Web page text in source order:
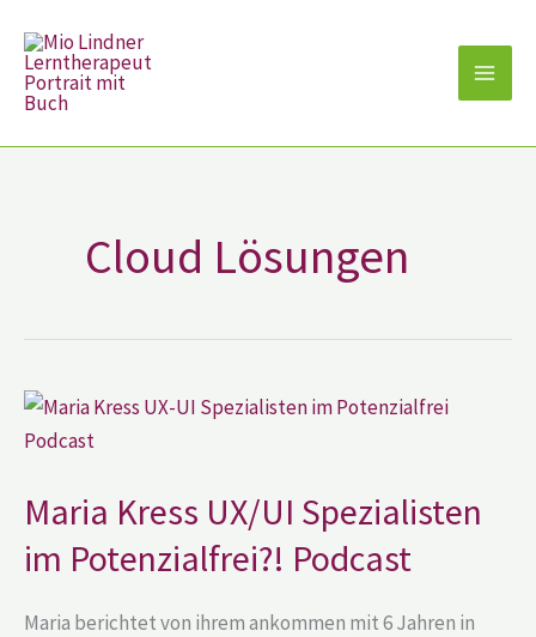
Inhalt
springen
Cloud Lösungen
Maria Kress UX/UI Spezialisten
im Potenzialfrei?! Podcast
Maria berichtet von ihrem ankommen mit 6 Jahren in
Maria
Kress
UX/UI
Potenzialfrei?!
Podcast